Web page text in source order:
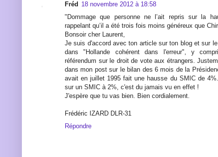
Fréd 18 novembre 2012 à 18:58
"Dommage que personne ne l’ait repris sur la
rappelant qu’il a été trois fois moins généreux que
Bonsoir cher Laurent,
Je suis d'accord avec ton article sur ton blog et sur
dans "Hollande cohérent dans l'erreur", y
référendum sur le droit de vote aux étrangers.
dans mon post sur le bilan des 6 mois de la
avait en juillet 1995 fait une hausse du SMIC de
sur un SMIC à 2%, c'est du jamais vu en effet !
J'espère que tu vas bien. Bien cordialement.
Frédéric IZARD DLR-31
Répondre